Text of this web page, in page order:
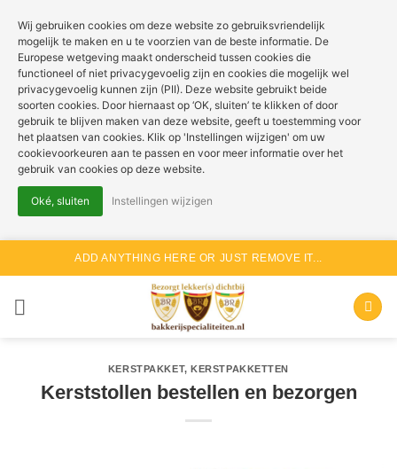
naar
ADD ANYTHING HERE OR JUST REMOVE IT...
KERSTPAKKET,KERSTPAKKETTEN
Kerststollen bestellen en bezorgen
Wij gebruiken cookies om deze website zo gebruiksvriendelijk
mogelijk te maken en u te voorzien van de beste informatie. De
Europese wetgeving maakt onderscheid tussen cookies die
functioneel of niet privacygevoelig zijn en cookies die mogelijk wel
privacygevoelig kunnen zijn (PII). Deze website gebruikt beide
soorten cookies. Door hiernaast op ‘OK, sluiten’ te klikken of door
gebruik te blijven maken van deze website, geeft u toestemming voor
het plaatsen van cookies. Klik op 'Instellingen wijzigen' om uw
cookievoorkeuren aan te passen en voor meer informatie over het
gebruik van cookies op deze website.
Oké, sluiten Instellingen wijzigen